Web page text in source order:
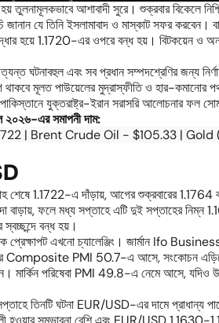
তুলনামূলকভাবে আশাবাদী সুরে। শুক্রবার বিকেলে
জানান যে তিনি ইসলামাবাদ ও মাস্কাট সফর
হয়ে 1.1720-এর ওপরে বন্ধ হয়। বিটকয়েন ও
ঘটনাবহুল এবং সব প্রধান সম্পদশ্রেণির জন্য
মূলত পাউয়েলের মুদ্রাস্ফীতি ও হার-কমানোর
যুক্তরাষ্ট্র-ইরান সরাসরি আলোচনার ফল
২০২৬-এর সমাপনী দাম:
| Brent Crude Oil - $105.33 |
1.1722-এ দাঁড়ায়, আগের শুক্রবারের 1.1764
বাড়ায়, ফলে মধ্য সপ্তাহে এটি দুই সপ্তাহের নিম্ন
বন্ধ হয়।
প্রেক্ষাপট এখনো চ্যালেঞ্জিং। জার্মান Ifo
PMI 50.7-এ আসে, সংকোচন এড়িয়ে;
মার্কিন পরিষেবা PMI 49.8-এ নেমে আসে,
তিনটি ঘটনা EUR/USD-এর দামে প্রাধান্য